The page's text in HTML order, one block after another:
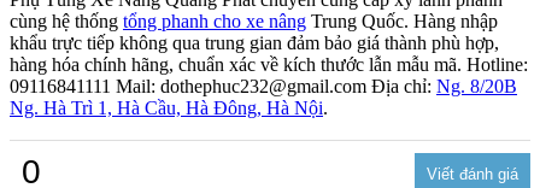
cùng hệ thống tổng phanh cho xe nâng Trung Quốc. Hàng nhập
khẩu trực tiếp không qua trung gian đảm bảo giá thành phù hợp,
hàng hóa chính hãng, chuẩn xác về kích thước lẫn mẫu mã. Hotline:
09116841111 Mail: dothephuc232@gmail.com Địa chỉ: Ng. 8/20B
Ng. Hà Trì 1, Hà Cầu, Hà Đông, Hà Nội.
0